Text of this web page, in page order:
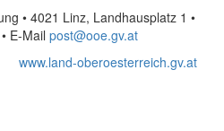
• 4021 Linz, Landhausplatz 1 •
• E-Mail post@ooe.gv.at
www.land-oberoesterreich.gv.at